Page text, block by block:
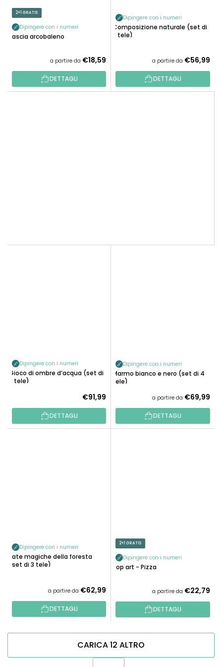
2+1 GRATIS
Dipingere con i numeri
Fascia arcobaleno
a partire da €18,59
DETTAGLI
Dipingere con i numeri
Composizione naturale (set di
3 tele)
a partire da €56,99
DETTAGLI
Dipingere con i numeri
Gioco di ombre d’acqua (set di
3 tele)
€91,99
DETTAGLI
Dipingere con i numeri
Marmo bianco e nero (set di 4
tele)
a partire da €69,99
DETTAGLI
Dipingere con i numeri
Fate magiche della foresta
(set di 3 tele)
a partire da €62,99
DETTAGLI
2+1 GRATIS
Dipingere con i numeri
Pop art - Pizza
a partire da €22,79
DETTAGLI
CARICA 12 ALTRO
P